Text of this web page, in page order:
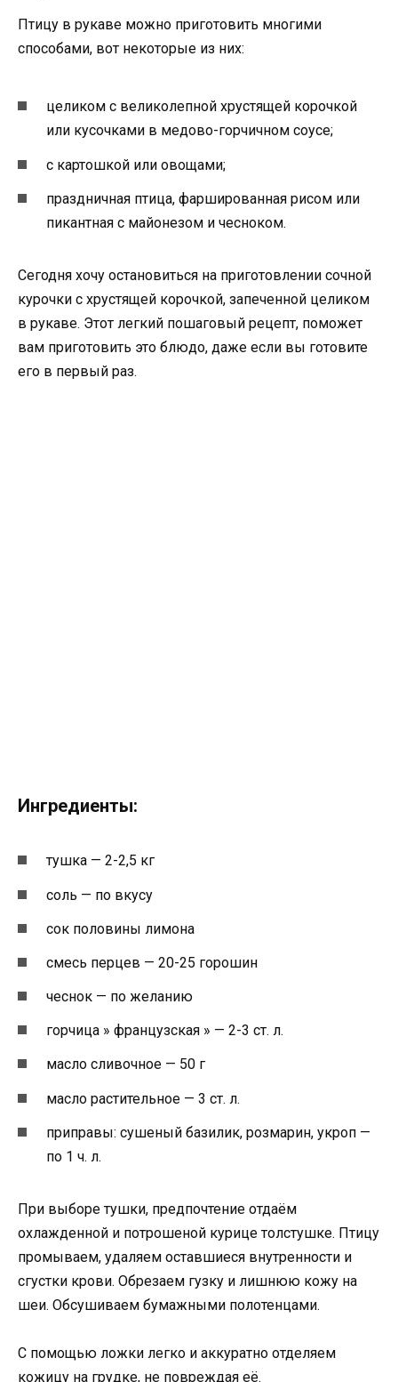
Птицу в рукаве можно приготовить многими
способами, вот некоторые из них:
целиком с великолепной хрустящей корочкой
или кусочками в медово-горчичном соусе;
с картошкой или овощами;
праздничная птица, фаршированная рисом или
пикантная с майонезом и чесноком.
Сегодня хочу остановиться на приготовлении сочной
курочки с хрустящей корочкой, запеченной целиком
в рукаве. Этот легкий пошаговый рецепт, поможет
вам приготовить это блюдо, даже если вы готовите
его в первый раз.
Ингредиенты:
тушка — 2-2,5 кг
соль — по вкусу
сок половины лимона
смесь перцев — 20-25 горошин
чеснок — по желанию
горчица » французская » — 2-3 ст. л.
масло сливочное — 50 г
масло растительное — 3 ст. л.
приправы: сушеный базилик, розмарин, укроп —
по 1 ч. л.
При выборе тушки, предпочтение отдаём
охлажденной и потрошеной курице толстушке. Птицу
промываем, удаляем оставшиеся внутренности и
сгустки крови. Обрезаем гузку и лишнюю кожу на
шеи. Обсушиваем бумажными полотенцами.
С помощью ложки легко и аккуратно отделяем
кожицу на грудке, не повреждая её.